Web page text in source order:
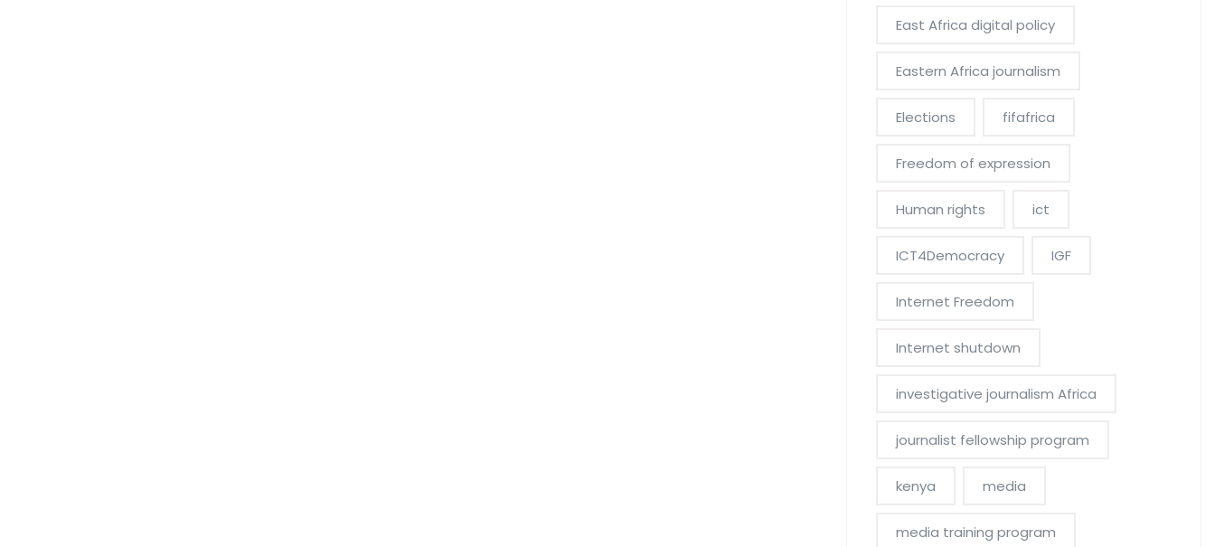
East Africa digital policy
Eastern Africa journalism
Elections fifafrica
Freedom of expression
Human rights ict
ICT4Democracy IGF
Internet Freedom
Internet shutdown
investigative journalism Africa
journalist fellowship program
kenya media
media training program